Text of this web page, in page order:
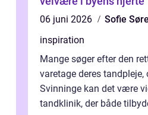
06 juni 2026
Sofie
inspiration
Mange søger efter den
varetage deres tandpleje,
Svinninge kan det være
tandklinik, der både